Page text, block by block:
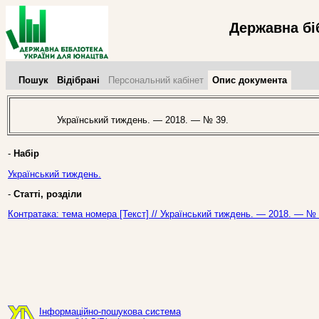
Державна
Пошук Відібрані Персональний кабінет Опис документа
Український тиждень. — 2018. — № 39.
- Набір
Український тиждень.
- Статті, розділи
Контратака: тема номера [Текст] // Український тиждень. — 2018. —
Інформаційно-пошукова система